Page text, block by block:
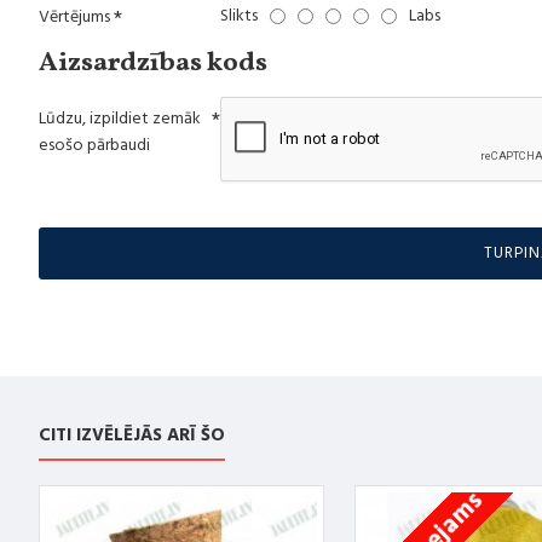
Vērtējums Slikts Labs
Aizsardzības kods
Lūdzu, izpildiet zemāk
esošo pārbaudi
CITI IZVĒLĒJĀS ARĪ ŠO